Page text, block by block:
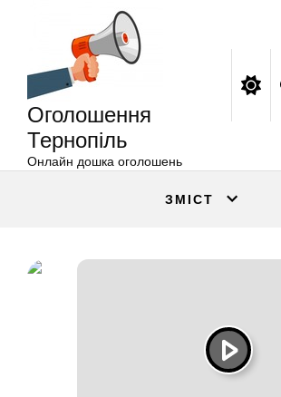
Оголошення
Тернопіль
Онлайн дошка оголошень
ЗМІСТ